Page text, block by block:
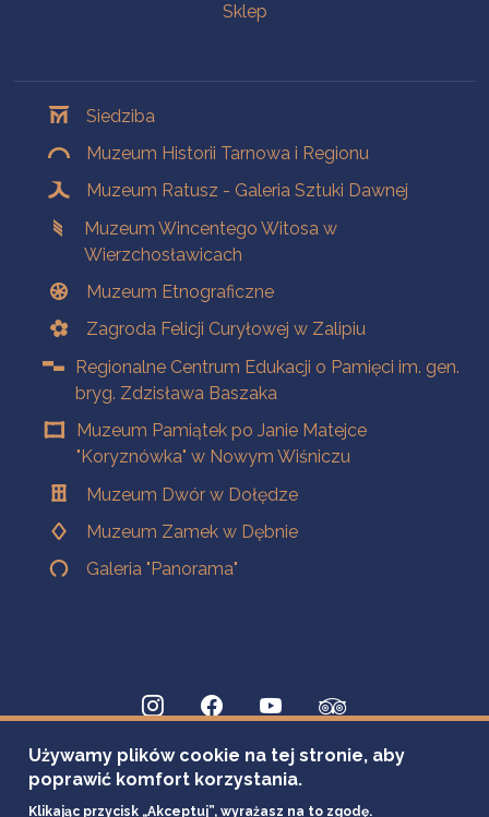
Sklep
Siedziba
Muzeum Historii Tarnowa i Regionu
Muzeum Ratusz - Galeria Sztuki Dawnej
Muzeum Wincentego Witosa w
Wierzchosławicach
Muzeum Etnograficzne
Zagroda Felicji Curyłowej w Zalipiu
Regionalne Centrum Edukacji o Pamięci im. gen.
bryg. Zdzisława Baszaka
Muzeum Pamiątek po Janie Matejce
"Koryznówka" w Nowym Wiśniczu
Muzeum Dwór w Dołędze
Muzeum Zamek w Dębnie
Galeria "Panorama"
Używamy plików cookie na tej stronie, aby
poprawić komfort korzystania.
Klikając przycisk „Akceptuj”, wyrażasz na to zgodę.